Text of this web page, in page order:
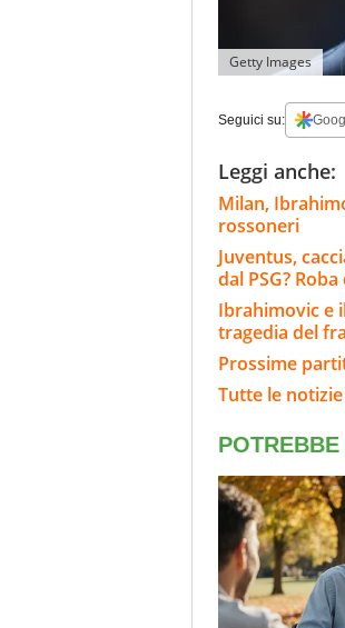
Getty Images
Seguici su:
Leggi anche:
Milan,
rossoneri
Juventus,
dal PSG?
Ibrahimovic e
tragedia del
Prossime
Tutte le